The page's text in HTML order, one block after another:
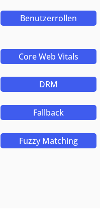
Benutzerrollen
Core Web Vitals
DRM
Fallback
Fuzzy Matching